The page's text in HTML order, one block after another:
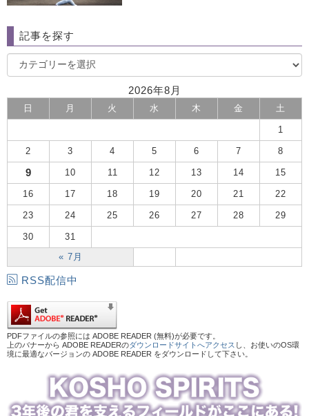
記事を探す
2026年8月
日 月 火 水 木 金 土
« 7月
1
2 3 4 5 6 7 8
9 10 11 12 13 14 15
16 17 18 19 20 21 22
23 24 25 26 27 28 29
30 31
RSS配信中
PDFファイルの参照には ADOBE READER (無料)が必要です。
上のバナーから ADOBE READERのダウンロードサイトへアクセス し、お使いのOS環
境に最適なバージョンの ADOBE READER をダウンロードして下さい。